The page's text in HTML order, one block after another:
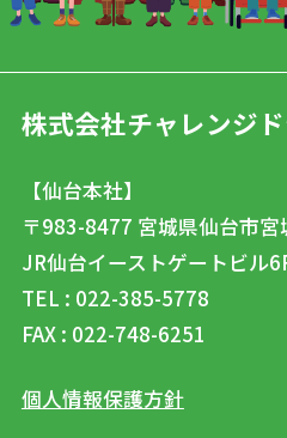
株式会社チャレンジ
【仙台本社】
〒983-8477 宮城県仙台市
JR仙台イーストゲートビル
TEL : 022-385-5778
FAX : 022-748-6251
個人情報保護方針